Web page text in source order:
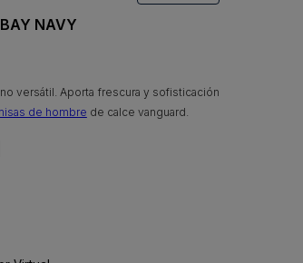
NAVY
versátil. Aporta frescura y sofisticación
de hombre de calce vanguard.